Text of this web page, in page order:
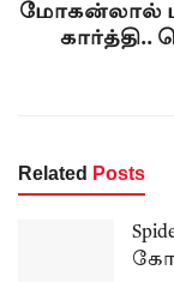
மோகன்லால்
Related Posts